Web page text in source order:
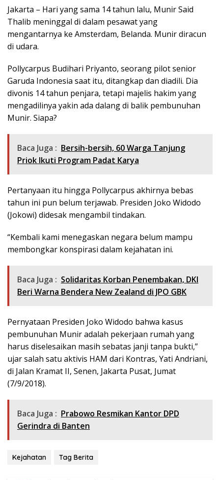
Jakarta – Hari yang sama 14 tahun lalu, Munir Said
Thalib meninggal di dalam pesawat yang
mengantarnya ke Amsterdam, Belanda. Munir diracun
di udara.
Pollycarpus Budihari Priyanto, seorang pilot senior
Garuda Indonesia saat itu, ditangkap dan diadili. Dia
divonis 14 tahun penjara, tetapi majelis hakim yang
mengadilinya yakin ada dalang di balik pembunuhan
Munir. Siapa?
Baca Juga : Bersih-bersih, 60 Warga Tanjung
Priok Ikuti Program Padat Karya
Pertanyaan itu hingga Pollycarpus akhirnya bebas
tahun ini pun belum terjawab. Presiden Joko Widodo
(Jokowi) didesak mengambil tindakan.
“Kembali kami menegaskan negara belum mampu
membongkar konspirasi dalam kejahatan ini.
Baca Juga : Solidaritas Korban Penembakan, DKI
Beri Warna Bendera New Zealand di JPO GBK
Pernyataan Presiden Joko Widodo bahwa kasus
pembunuhan Munir adalah pekerjaan rumah yang
harus diselesaikan masih sebatas janji tanpa bukti,”
ujar salah satu aktivis HAM dari Kontras, Yati Andriani,
di Jalan Kramat II, Senen, Jakarta Pusat, Jumat
(7/9/2018).
Baca Juga : Prabowo Resmikan Kantor DPD
Gerindra di Banten
Kejahatan Tag Berita